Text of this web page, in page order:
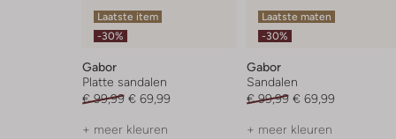
Laatste item
-30%
Gabor
Platte sandalen
€ 99,99 € 69,99
+ meer kleuren
Laatste maten
-30%
Gabor
Sandalen
€ 99,99 € 69,99
+ meer kleuren